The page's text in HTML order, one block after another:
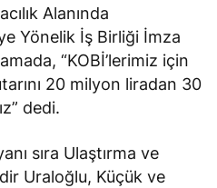
Alanında
Yönelik İş Birliği İmza
“KOBİ’lerimiz için
20 milyon liradan 30
dedi.
sıra Ulaştırma ve
Uraloğlu, Küçük ve